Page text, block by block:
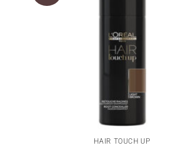
HAIR TOUCH UP